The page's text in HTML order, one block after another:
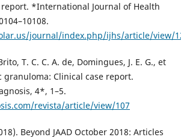
*International Journal of Health
journal/index.php/ijhs/article/view/
T. C. C. A. de, Domingues, J. E. G., et
granuloma: Clinical case report.
4*, 1–5.
revista/article/view/107
Beyond JAAD October 2018: Articles